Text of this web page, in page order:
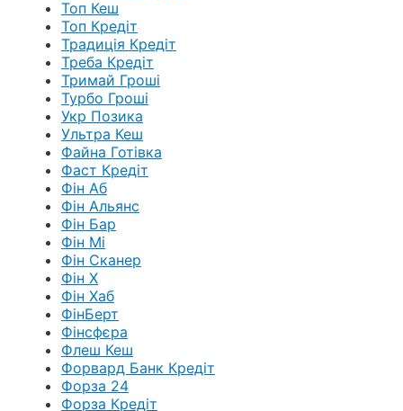
Топ Кеш
Топ Кредіт
Традиція Кредіт
Треба Кредіт
Тримай Гроші
Турбо Гроші
Укр Позика
Ультра Кеш
Файна Готівка
Фаст Кредіт
Фін Аб
Фін Альянс
Фін Бар
Фін Мі
Фін Сканер
Фін Х
Фін Хаб
ФінБерт
Фінсфєра
Флеш Кеш
Форвард Банк Кредіт
Форза 24
Форза Кредіт